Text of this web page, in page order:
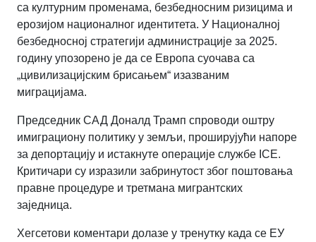
са културним променама, безбедносним ризицима и
ерозијом националног идентитета. У Националној
безбедносној стратегији администрације за 2025.
годину упозорено је да се Европа суочава са
„цивилизацијским брисањем“ изазваним
миграцијама.
Председник САД Доналд Трамп спроводи оштру
имиграциону политику у земљи, проширујући напоре
за депортацију и истакнуте операције службе ICE.
Критичари су изразили забринутост због поштовања
правне процедуре и третмана мигрантских
заједница.
Хегсетови коментари долазе у тренутку када се ЕУ